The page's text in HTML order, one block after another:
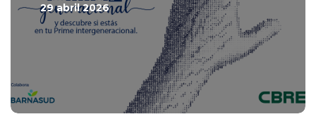
29 abril 2026